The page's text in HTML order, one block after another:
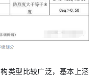
类型比较广泛，基本上涵